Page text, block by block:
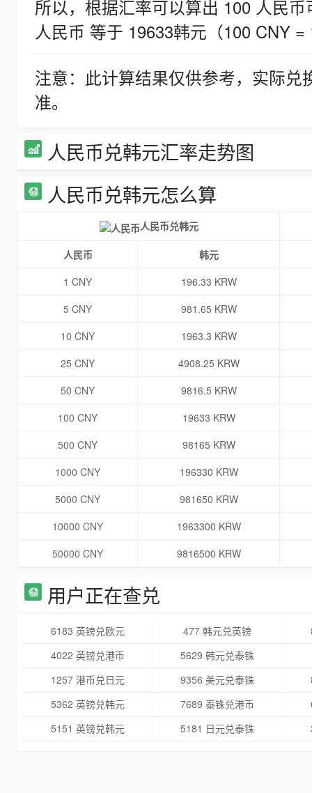
所以，根据汇率可以算出 100 人民
人民币 等于 19633韩元（100 CNY =
注意：此计算结果仅供参考，实际
准。
人民币兑韩元汇率走势图
人民币兑韩元怎么算
人民币兑韩元
人民币
韩元
1 CNY
196.33 KRW
5 CNY
981.65 KRW
10 CNY
1963.3 KRW
25 CNY
4908.25 KRW
50 CNY
9816.5 KRW
100 CNY
19633 KRW
500 CNY
98165 KRW
1000 CNY
196330 KRW
5000 CNY
981650 KRW
10000 CNY
1963300 KRW
50000 CNY
9816500 KRW
用户正在查兑
6183 英镑兑欧元 477 韩元兑英镑
4022 英镑兑港币
5629 韩元兑泰铢
1257 港币兑日元
9356 美元兑泰铢
5362 英镑兑韩元
7689 泰铢兑港币
5151 英镑兑韩元
5181 日元兑泰铢